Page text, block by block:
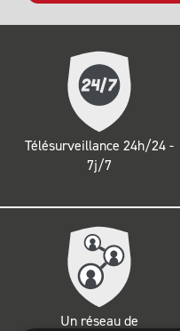
Télésurveillance 24h/24 -
7j/7
Un réseau de